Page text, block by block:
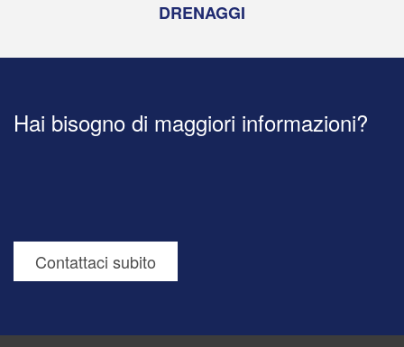
DRENAGGI
Hai bisogno di maggiori informazioni?
Contattaci subito